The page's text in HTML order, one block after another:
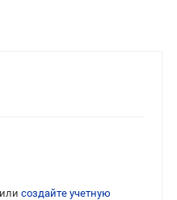
создайте учетную